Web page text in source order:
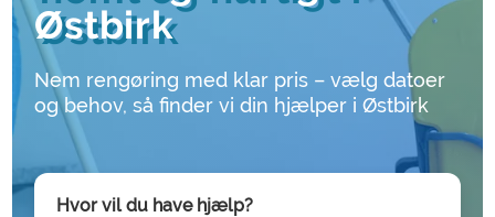
Østbirk
Nem rengøring med klar pris – vælg datoer
og behov, så finder vi din hjælper i Østbirk
Hvor vil du have hjælp?